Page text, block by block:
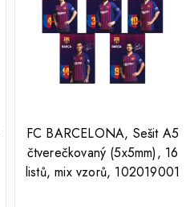
FC BARCELONA, Sešit A5
čtverečkovaný (5x5mm), 16
listů, mix vzorů, 102019001